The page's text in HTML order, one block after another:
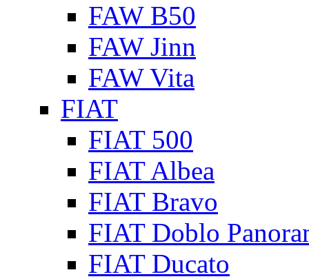
FAW B50
FAW Jinn
FAW Vita
FIAT
FIAT 500
FIAT Albea
FIAT Bravo
FIAT Doblo
FIAT Ducato